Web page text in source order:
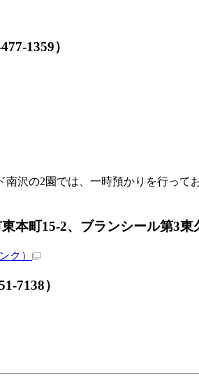
1359）
沢の2園では、一時預かりを行っ
町15-2、ブランシール第3東
ク）
7138）